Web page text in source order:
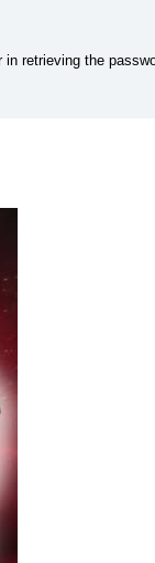
retrieving the